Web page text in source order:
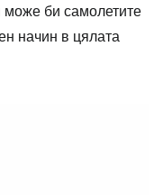
би самолетите
начин в цялата